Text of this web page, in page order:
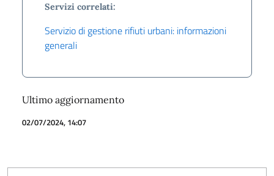
Servizi correlati:
Servizio di gestione rifiuti urbani: informazioni
generali
Ultimo aggiornamento
02/07/2024, 14:07